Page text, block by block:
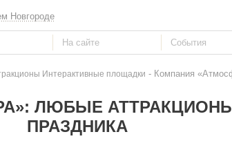
Новгороде
Интерактивные площадки - Компания
ЛЮБЫЕ
ПРАЗДНИКА